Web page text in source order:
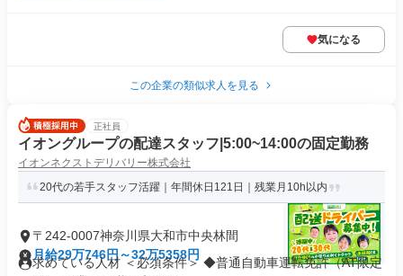
気になる
この企業の類似求人を見る
正社員
イオングループの配達スタッフ|5:00~14:00の固定勤務
イオンネクストデリバリー株式会社
20代の若手スタッフ活躍｜年間休日121日｜残業月10h以内
〒242-0007神奈川県大和市中央林間
月給29万746円～32万5358円
求めている人材 ＜必須条件＞ ◆普通自動車運転免許（AT限定